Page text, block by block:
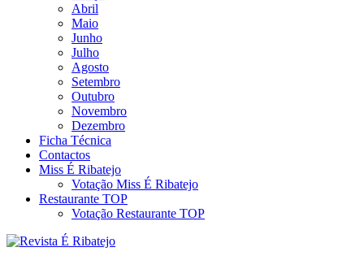
Abril
Maio
Junho
Julho
Agosto
Setembro
Outubro
Novembro
Dezembro
Ficha Técnica
Contactos
Miss É Ribatejo
Votação Miss É Ribatejo
Restaurante TOP
Votação Restaurante TOP